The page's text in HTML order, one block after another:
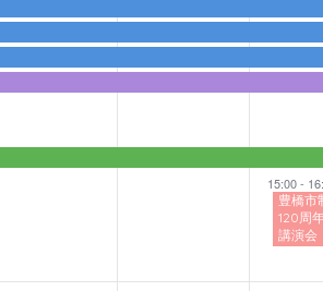
15:00-
豊橋市
120周
講演会